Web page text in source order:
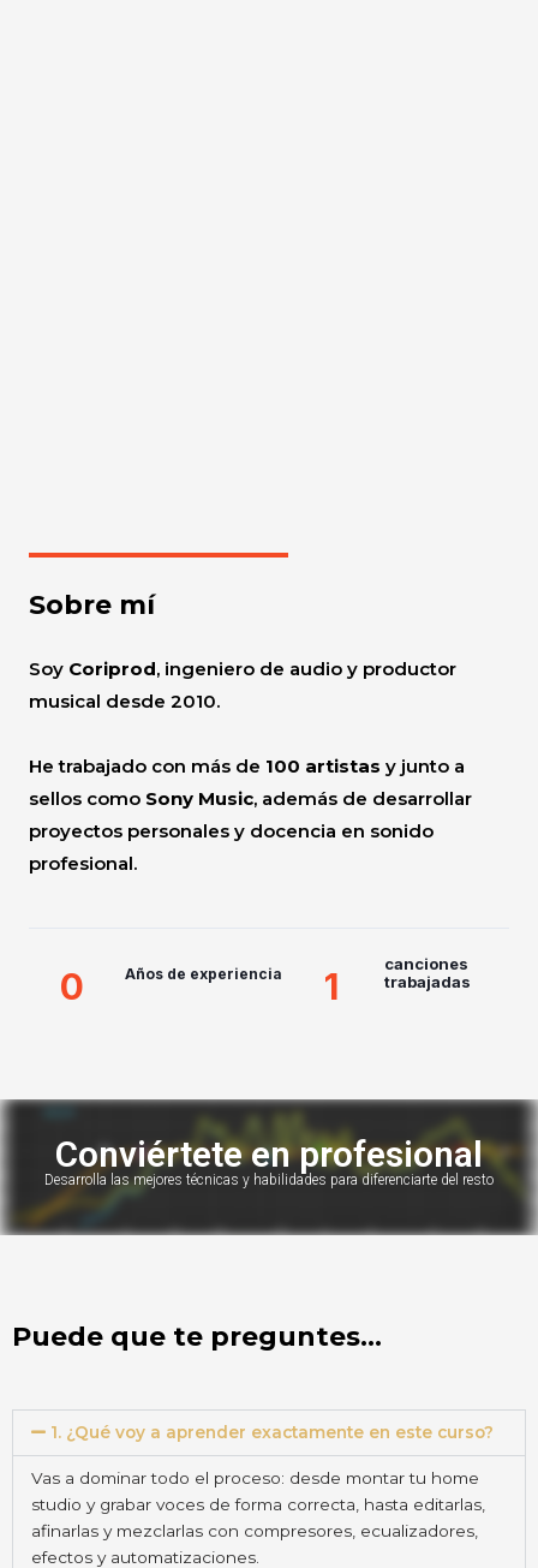
Sobre mí
Soy Coriprod, ingeniero de audio y productor
musical desde 2010.
He trabajado con más de 100 artistas y junto a
sellos como Sony Music, además de desarrollar
proyectos personales y docencia en sonido
profesional.
0 Años de experiencia 1
canciones
trabajadas
Conviértete en profesional
Desarrolla las mejores técnicas y habilidades para diferenciarte del resto
Puede que te preguntes…
1. ¿Qué voy a aprender exactamente en este curso?
Vas a dominar todo el proceso: desde montar tu home
studio y grabar voces de forma correcta, hasta editarlas,
afinarlas y mezclarlas con compresores, ecualizadores,
efectos y automatizaciones.